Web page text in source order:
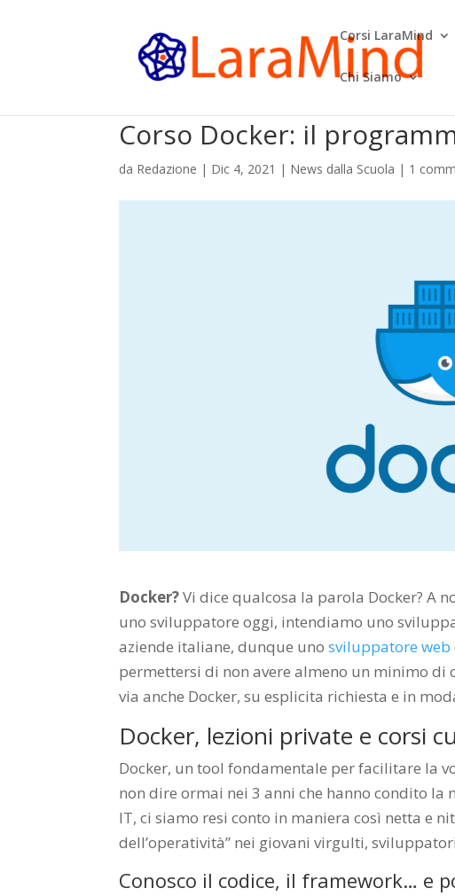
Corsi LaraMind
Chi Siamo
Corso Docker: il
da Redazione | Dic 4, 2021 | News dalla Scuola | 1
Docker?Vi dice qualcosa la parola Docker? A
uno sviluppatore oggi, intendiamo uno
aziende italiane, dunque unosviluppatore web
permettersi di non avere almeno un minimo di
via anche Docker, su esplicita richiesta e in
Docker, lezioni private e corsi
Docker, un tool fondamentale per facilitare la
non dire ormai nei 3 anni che hanno condito
IT, ci siamo resi conto in maniera così netta e
dell’operatività” nei giovani virgulti,
Conosco il codice, il framework… e